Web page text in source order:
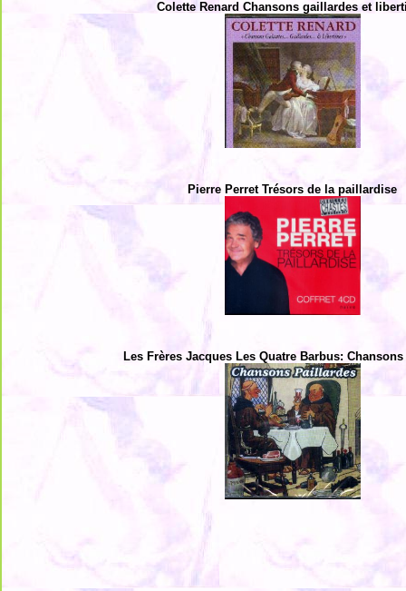
Colette Renard Chansons gaillardes et
Pierre Perret Trésors de la paillardise
Les Frères Jacques Les Quatre Barbus: